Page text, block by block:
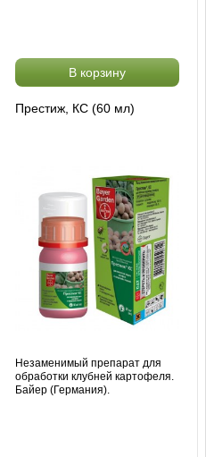
В корзину
Престиж, КС (60 мл)
Незаменимый препарат для
обработки клубней картофеля.
Байер (Германия).